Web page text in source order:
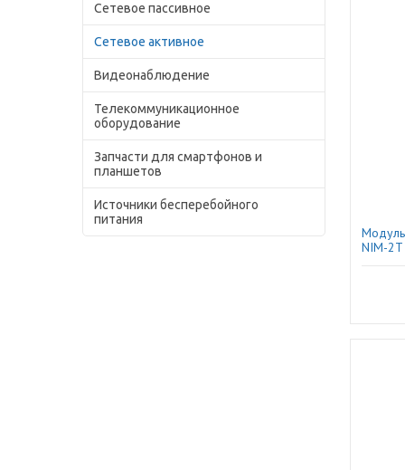
Сетевое пассивное
Сетевое активное
Видеонаблюдение
Телекоммуникационное
оборудование
Запчасти для смартфонов и
планшетов
Источники бесперебойного
питания
NIM-2T